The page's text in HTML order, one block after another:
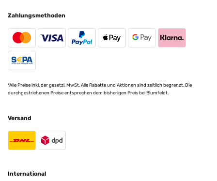
Zahlungsmethoden
*Alle Preise inkl. der gesetzl. MwSt. Alle Rabatte und Aktionen sind zeitlich begrenzt. Die
durchgestrichenen Preise entsprechen dem bisherigen Preis bei Blumfeldt.
Versand
International